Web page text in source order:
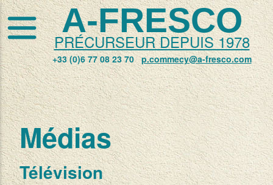
A-FRESCO
PRÉCURSEUR DEPUIS 1978
+33 (0)6 77 08 23 70p.commecy@a-fresco.com
Médias
Télévision